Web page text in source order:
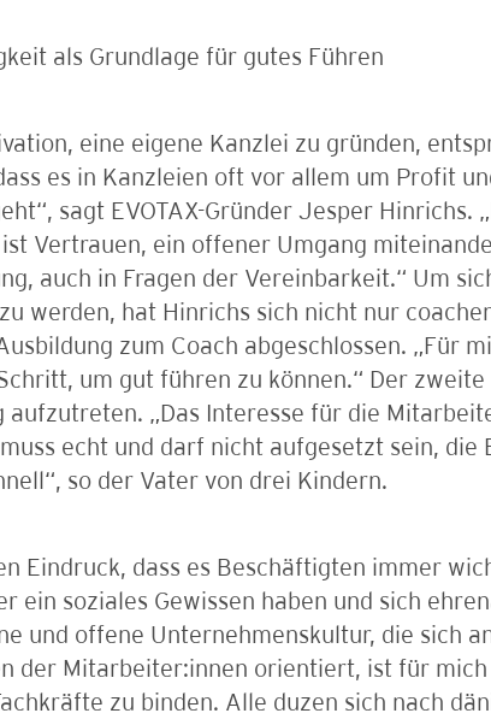
als Grundlage für gutes Führen
eine eigene Kanzlei zu gründen,
es in Kanzleien oft vor allem um Profit
sagt EVOTAX-Gründer Jesper Hinrichs.
Vertrauen, ein offener Umgang
auch in Fragen der Vereinbarkeit.“ Um
werden, hat Hinrichs sich nicht nur
zum Coach abgeschlossen. „Für
um gut führen zu können.“ Der zweite
aufzutreten. „Das Interesse für die
echt und darf nicht aufgesetzt sein, die
so der Vater von drei Kindern.
Eindruck, dass es Beschäftigten immer
ein soziales Gewissen haben und sich
und offene Unternehmenskultur, die sich
der Mitarbeiter:innen orientiert, ist für
zu binden. Alle duzen sich nach